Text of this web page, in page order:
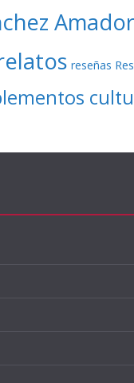
Amador
reseñas